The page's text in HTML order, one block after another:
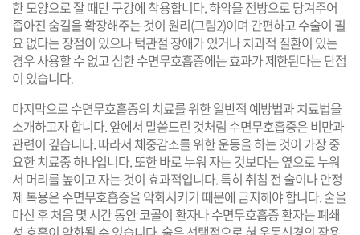
한 모양으로 잘 때만 구강에 착용합니다. 하악을 전방으로 당겨주어
좁아진 숨길을 확장해주는 것이 원리(그림2)이며 간편하고 수술이 필
요 없다는 장점이 있으나 턱관절 장애가 있거나 치과적 질환이 있는
경우 사용할 수 없고 심한 수면무호흡증에는 효과가 제한된다는 단점
이 있습니다.
마지막으로 수면무호흡증의 치료를 위한 일반적 예방법과 치료법을
소개하고자 합니다. 앞에서 말씀드린 것처럼 수면무호흡증은 비만과
관련이 깊습니다. 따라서 체중감소를 위한 운동을 하는 것이 가장 중
요한 치료중 하나입니다. 또한 바로 누워 자는 것보다는 옆으로 누워
서 머리를 높이고 자는 것이 효과적입니다. 특히 취침 전 술이나 안정
제 복용은 수면무호흡증을 악화시키기 때문에 금지해야 합니다. 술을
마신 후 처음 몇 시간 동안 코골이 환자나 수면무호흡증 환자는 폐쇄